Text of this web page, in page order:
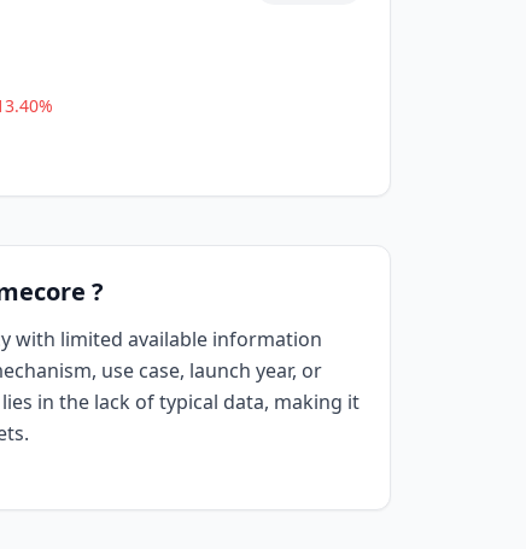
%
?
with limited available information
use case, launch year, or
in the lack of typical data, making it